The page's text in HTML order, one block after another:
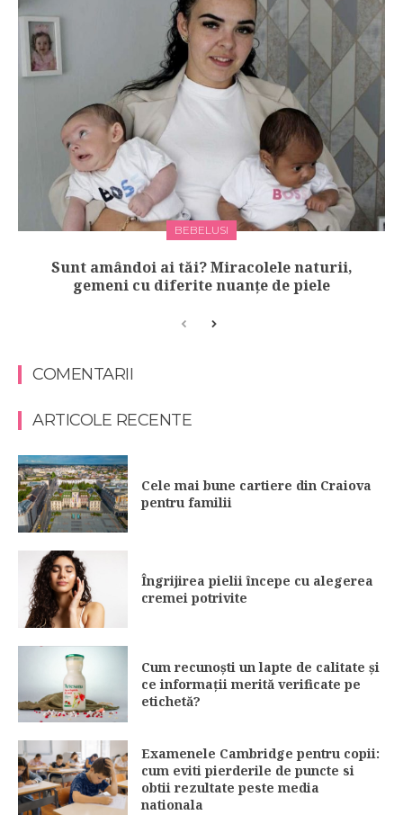
BEBELUSI
Sunt amândoi ai tăi? Miracolele naturii,
gemeni cu diferite nuanțe de piele
COMENTARII
ARTICOLE RECENTE
Cele mai bune cartiere din Craiova
pentru familii
Îngrijirea pielii începe cu alegerea
cremei potrivite
Cum recunoști un lapte de calitate și
ce informații merită verificate pe
etichetă?
Examenele Cambridge pentru copii:
cum eviti pierderile de puncte si
obtii rezultate peste media
nationala